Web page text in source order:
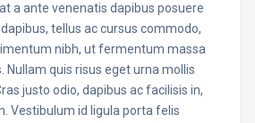
a ante venenatis dapibus posuere
tellus ac cursus commodo,
nibh, ut fermentum massa
Nullam quis risus eget urna mollis
justo odio, dapibus ac facilisis in,
Vestibulum id ligula porta felis